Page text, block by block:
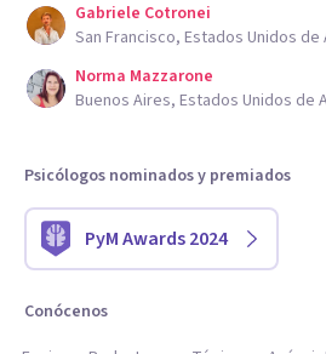
Gabriele Cotronei
San Francisco, Estados Unidos de
Norma Mazzarone
Buenos Aires, Estados Unidos de
Psicólogos nominados y premiados
PyM Awards 2024
Conócenos